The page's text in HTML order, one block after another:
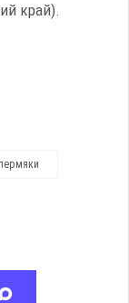
край).